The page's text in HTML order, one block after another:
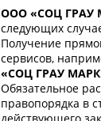
ООО «СОЦ ГРАУ
следующих
Получение
сервисов,
«СОЦ ГРАУ
Обязательное
правопорядка в